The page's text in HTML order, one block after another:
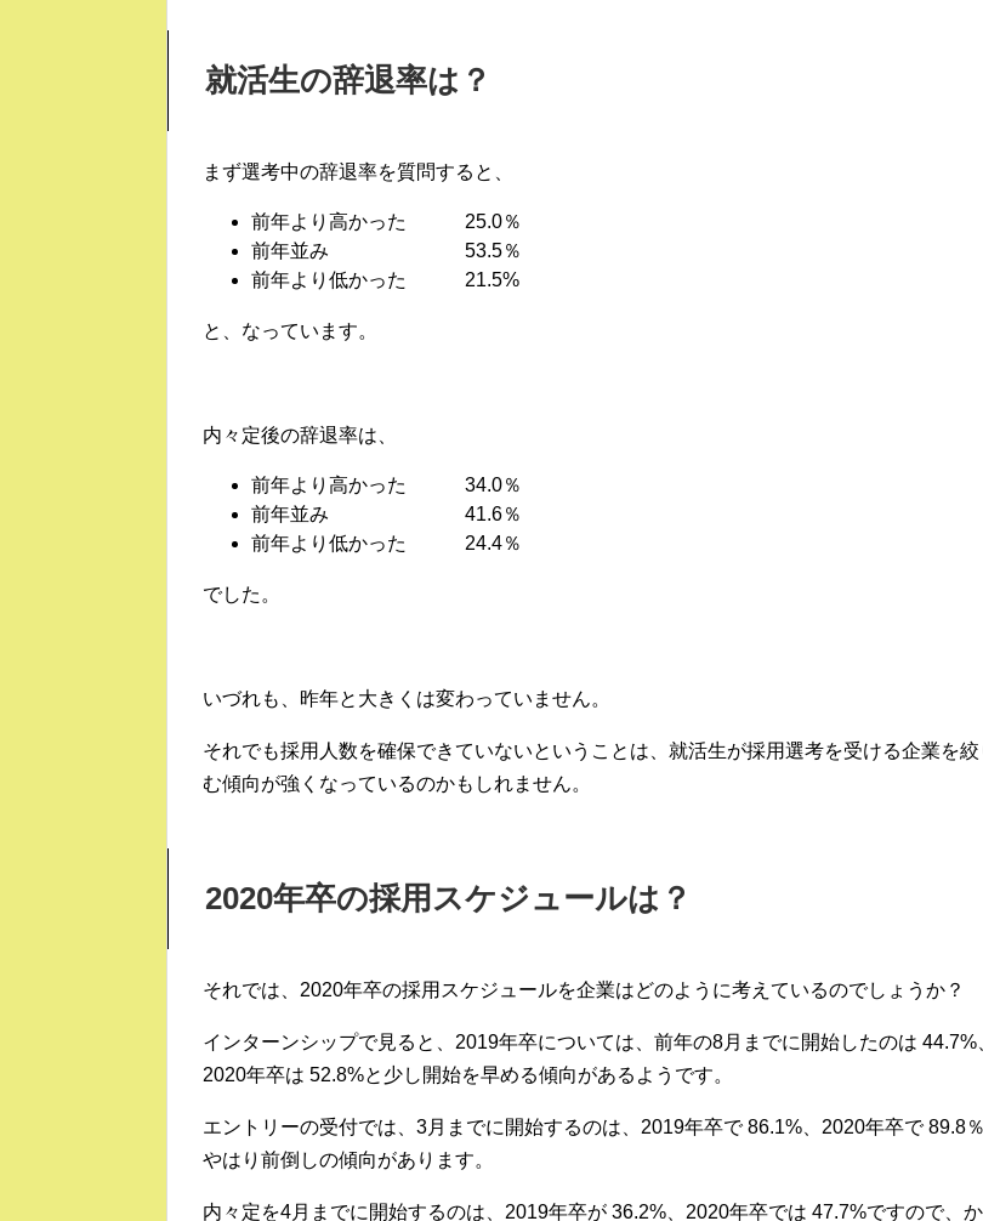
就活生の辞退率は？
まず選考中の辞退率を質問すると、
前年より高かった 25.0％
前年並み 53.5％
前年より低かった 21.5%
と、なっています。
内々定後の辞退率は、
前年より高かった 34.0％
前年並み 41.6％
前年より低かった 24.4％
でした。
いづれも、昨年と大きくは変わっていません。
それでも採用人数を確保できていないということは、就活生が採用選考を受ける企業を絞
む傾向が強くなっているのかもしれません。
2020年卒の採用スケジュールは？
それでは、2020年卒の採用スケジュールを企業はどのように考えているのでしょうか？
インターンシップで見ると、2019年卒については、前年の8月までに開始したのは 44.7%
2020年卒は 52.8%と少し開始を早める傾向があるようです。
エントリーの受付では、3月までに開始するのは、2019年卒で 86.1%、2020年卒で 89.8％
やはり前倒しの傾向があります。
内々定を4月までに開始するのは、2019年卒が 36.2%、2020年卒では 47.7%ですので、か